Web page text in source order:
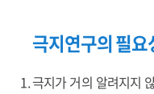
극지연구의 필요
극지가 거의 알려지지